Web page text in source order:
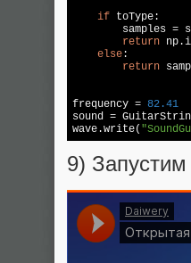
if toType:
samples =
return
else:
return
frequency = 82.41
sound =
wave.write(
9)